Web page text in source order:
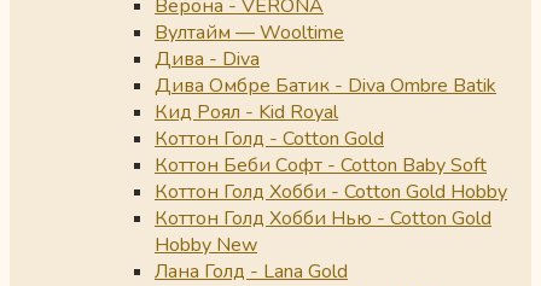
Верона - VERONA
Вултайм — Wooltime
Дива - Diva
Дива Омбре Батик - Diva Ombre Batik
Кид Роял - Kid Royal
Коттон Голд - Cotton Gold
Коттон Беби Софт - Cotton Baby Soft
Коттон Голд Хобби - Cotton Gold Hobby
Коттон Голд Хобби Нью - Cotton Gold
Hobby New
Лана Голд - Lana Gold